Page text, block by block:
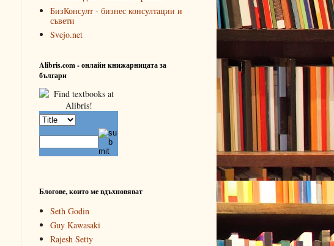
БизКонсулт - бизнес консултации и
съвети
Svejo.net
Alibris.com - онлайн книжарницата за
българи
Блогове, които ме вдъхновяват
Seth Godin
Guy Kawasaki
Rajesh Setty